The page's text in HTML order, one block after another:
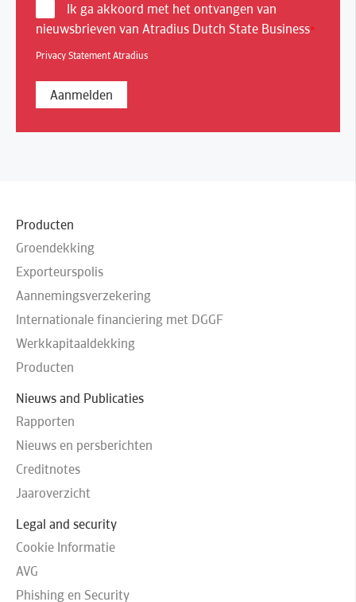
Ik ga akkoord met het ontvangen van
nieuwsbrieven van Atradius Dutch State Business*
Privacy Statement Atradius
Producten
Groendekking
Exporteurspolis
Aannemingsverzekering
Internationale financiering met DGGF
Werkkapitaaldekking
Producten
Nieuws and Publicaties
Rapporten
Nieuws en persberichten
Creditnotes
Jaaroverzicht
Legal and security
Cookie Informatie
AVG
Phishing en Security